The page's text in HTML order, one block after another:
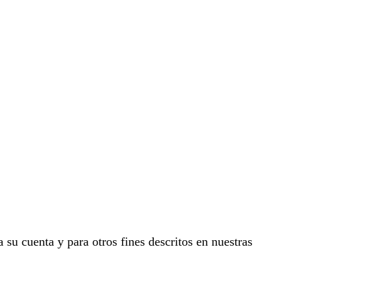
cuenta y para otros fines descritos en nuestras